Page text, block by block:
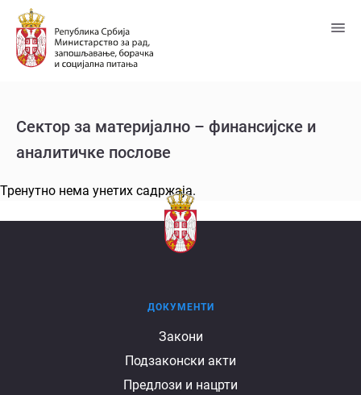
Пређи
главни
садржај
Сектор за материјално – финансијске и
аналитичке послове
Тренутно нема унетих садржаја.
ДОКУМЕНТИ
Закони
Подзаконски акти
Предлози и нацрти